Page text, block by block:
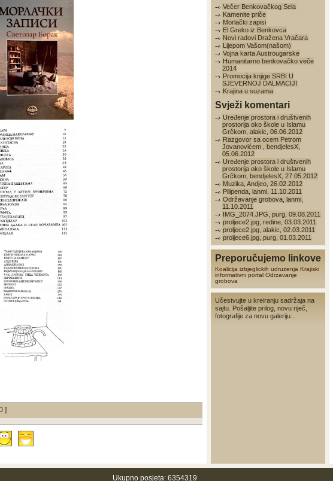
]
Večer Benkovačkog Sela
Kamenite priče
Morlački zapisi
El Greko iz Benkovca
Novi radovi Dražena Vračara
Lijepom Vašom(našom)
Vojna karta Austrougarske
Humanitarno benkovačko veče
2014
Promocija knjige SRBI U
SJEVERNOJ DALMACIJI
Krajina u suzama
Svježi komentari
Uređenje prostora i društvenih
prostorija oko škole u Islamu
Grčkom, alakic, 06.06.2012
Razgovor sa ocem Petrom
Jovanovićem , bendjelesX,
05.06.2012
Uređenje prostora i društvenih
prostorija oko škole u Islamu
Grčkom, bendjelesX, 27.05.2012
Muzika, Andjeo, 26.02.2012
Pilipenda, lanmi, 11.10.2011
Održavanje grobova, lanmi,
11.10.2011
IMG_2074.JPG, purg, 09.08.2011
proljece2.jpg, redine, 03.03.2011
proljece2.jpg, alakic, 02.03.2011
proljece6.jpg, purg, 01.03.2011
Preporučujemo linkove
Koalicija izbjeglickih udruzenja Krajiski
informativni portal Odrzavanje
grobova
Učestvujte u kreiranju sadržaja na
sajtu. Pošaljite prilog, novu riječ,
fotografije za novu galeriju...
Ukupno posjeta: 6354319